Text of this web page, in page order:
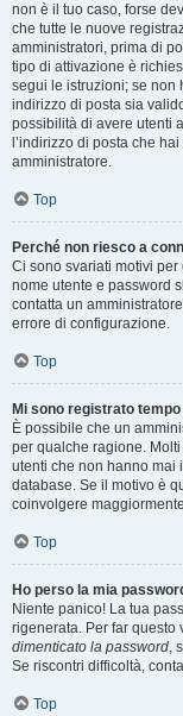
non è il tuo caso, forse
che tutte le nuove
amministratori, prima di
tipo di attivazione è
segui le istruzioni; se non
indirizzo di posta sia
possibilità di avere utenti
l’indirizzo di posta che
amministratore.
Top
Perché non riesco a
Ci sono svariati motivi
nome utente e password
contatta un
errore di configurazione.
Top
Mi sono registrato
È possibile che un
per qualche ragione.
utenti che non hanno mai
database. Se il motivo è
coinvolgere
Top
Ho perso la mia
Niente panico! La tua
rigenerata. Per far questo
dimenticato la password,
Se riscontri difficoltà,
Top